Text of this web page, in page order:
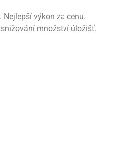
Nejlepší výkon za cenu.
množství úložišť.